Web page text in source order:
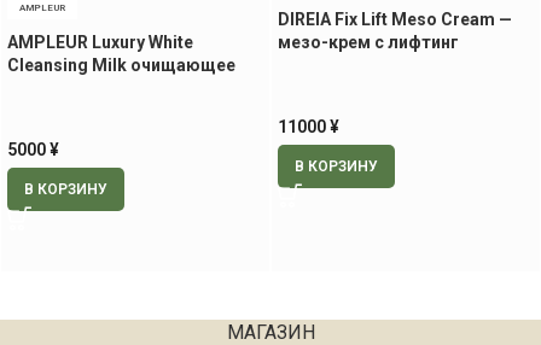
AMPLEUR
AMPLEUR Luxury White
Cleansing Milk очищающее
5000¥
В КОРЗИНУ
DIREIA Fix Lift Meso Cream —
мезо-крем с лифтинг
11000¥
В КОРЗИНУ
МАГАЗИН